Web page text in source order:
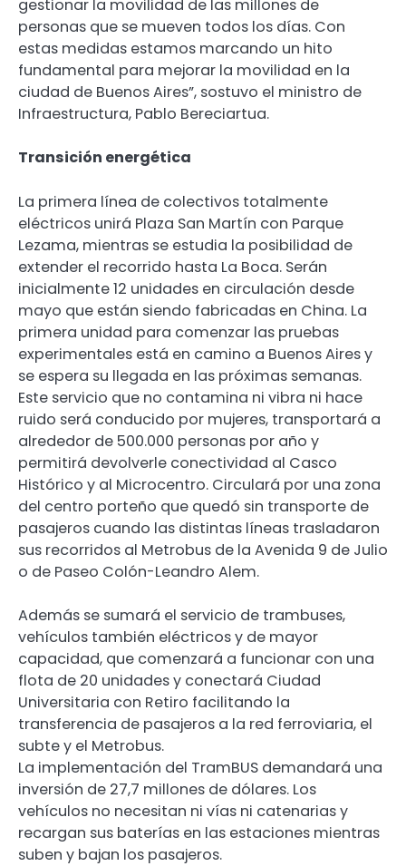
gestionar la movilidad de las millones de
personas que se mueven todos los días. Con
estas medidas estamos marcando un hito
fundamental para mejorar la movilidad en la
ciudad de Buenos Aires”, sostuvo el ministro de
Infraestructura, Pablo Bereciartua.
Transición energética
La primera línea de colectivos totalmente
eléctricos unirá Plaza San Martín con Parque
Lezama, mientras se estudia la posibilidad de
extender el recorrido hasta La Boca. Serán
inicialmente 12 unidades en circulación desde
mayo que están siendo fabricadas en China. La
primera unidad para comenzar las pruebas
experimentales está en camino a Buenos Aires y
se espera su llegada en las próximas semanas.
Este servicio que no contamina ni vibra ni hace
ruido será conducido por mujeres, transportará a
alrededor de 500.000 personas por año y
permitirá devolverle conectividad al Casco
Histórico y al Microcentro. Circulará por una zona
del centro porteño que quedó sin transporte de
pasajeros cuando las distintas líneas trasladaron
sus recorridos al Metrobus de la Avenida 9 de Julio
o de Paseo Colón-Leandro Alem.
Además se sumará el servicio de trambuses,
vehículos también eléctricos y de mayor
capacidad, que comenzará a funcionar con una
flota de 20 unidades y conectará Ciudad
Universitaria con Retiro facilitando la
transferencia de pasajeros a la red ferroviaria, el
subte y el Metrobus.
La implementación del TramBUS demandará una
inversión de 27,7 millones de dólares. Los
vehículos no necesitan ni vías ni catenarias y
recargan sus baterías en las estaciones mientras
suben y bajan los pasajeros.